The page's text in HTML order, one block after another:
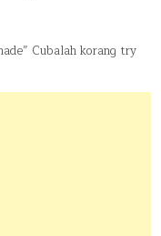
Cubalah korang try